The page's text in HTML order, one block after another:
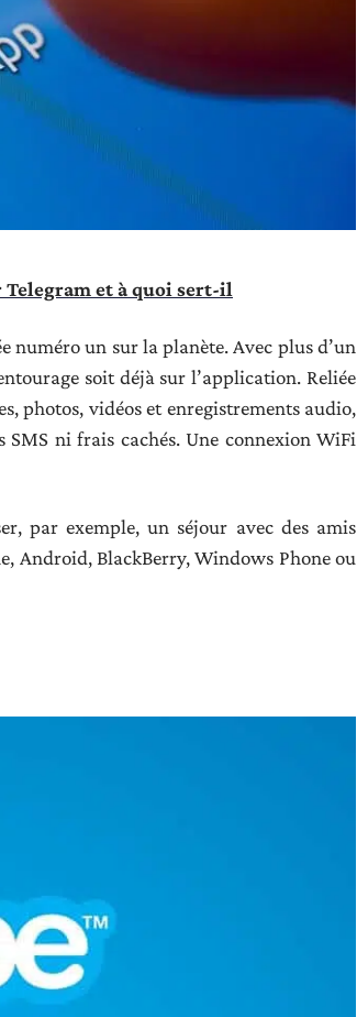
et à quoi sert-il
numéro un sur la planète. Avec plus d’un
soit déjà sur l’application. Reliée
photos, vidéos et enregistrements audio,
SMS ni frais cachés. Une connexion WiFi
par exemple, un séjour avec des amis
Android, BlackBerry, Windows Phone ou